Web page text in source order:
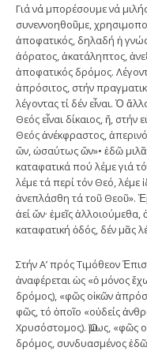
Γιά νά μπορέσουμε νά
συνεννοηθοῦμε,
ἀποφατικός, δηλαδή ἡ
ἀόρατος, ἀκατάληπτος,
ἀποφατικός δρόμος.
ἀπρόσιτος, στήν
λέγοντας τί δέν εἶναι. Ὁ
Θεός εἶναι δίκαιος, ἤ, στήν
Θεός ἀνέκφραστος,
ὤν, ὠσαύτως ὤν»• ἐδῶ
καταφατικά πού λέμε γιά
λέμε τά περί τόν Θεό, λέμε
ἀνεπλάσθη τά τοῦ Θεοῦ».
ἀεί ὤν· ἐμεῖς
καταφατική ὁδός, δέν μᾶς
Στήν Α’ πρός Τιμόθεον
ἀναφέρεται ὡς «ὁ μόνος
δρόμος), «φῶς οἰκῶν
φῶς, τό ὁποῖο «οὐδείς
Χρυσόστομος). Ὅμως, «φῶς
δρόμος, συνδυασμένος